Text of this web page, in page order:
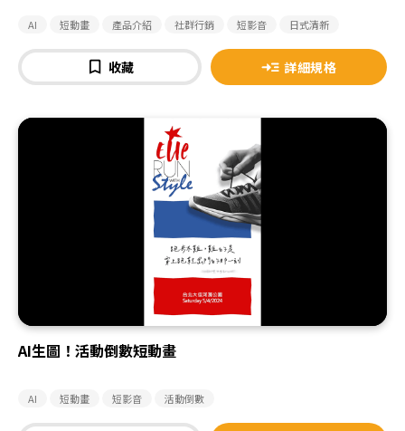
AI 短動畫 產品介紹 社群行銷 短影音 日式清新
收藏 詳細規格
AI生圖！活動倒數短動畫
AI 短動畫 短影音 活動倒數